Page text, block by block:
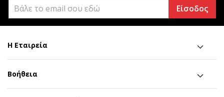
Είσοδος
Η Εταιρεία
Βοήθεια